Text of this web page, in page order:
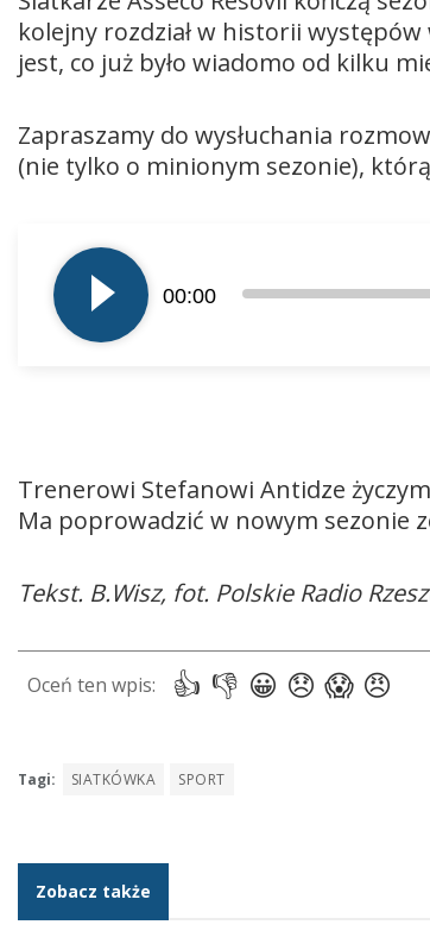
kolejny rozdział w historii występów
jest, co już było wiadomo od kilku
Zapraszamy do wysłuchania
(nie tylko o minionym sezonie),
plików
dźwiękowych
00:00
Trenerowi Stefanowi Antidze
Ma poprowadzić w nowym sezonie
Tekst. B.Wisz, fot. Polskie Radio
Tagi: SIATKÓWKA SPORT
Zobacz także